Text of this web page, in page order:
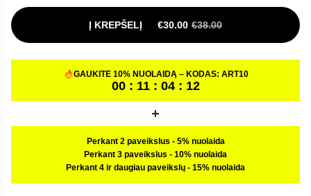
Į KREPŠELĮ €30.00 €38.00
ORIGINAL PRICE WAS: €38.00.
CURRENT PRICE IS: €30.00.
GAUKITE 10% NUOLAIDĄ – KODAS: ART10
00 : 11 : 04 : 11
Perkant 2 paveikslus - 5% nuolaida
Perkant 3 paveikslus - 10% nuolaida
Perkant 4 ir daugiau paveikslų - 15% nuolaida